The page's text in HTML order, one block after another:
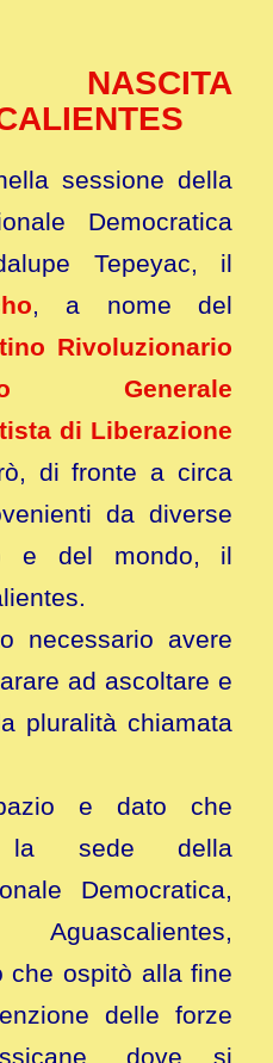
sessione della
Democratica
Tepeyac, il
, a nome del
Rivoluzionario
Generale
di Liberazione
di fronte a circa
da diverse
e del mondo, il
necessario avere
ad ascoltare e
pluralità chiamata
e dato che
la sede della
Democratica,
che ospitò alla fine
delle forze
dove si